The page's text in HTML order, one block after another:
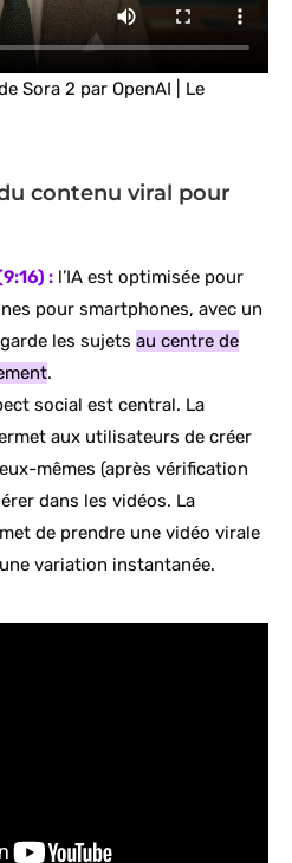
Sora 2 par OpenAI | Le
contenu viral pour
: l’IA est optimisée pour
pour smartphones, avec un
les sujets au centre de
.
social est central. La
aux utilisateurs de créer
mêmes (après vérification
dans les vidéos. La
de prendre une vidéo virale
variation instantanée.